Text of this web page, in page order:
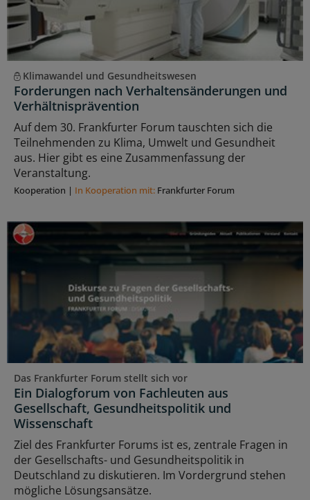
Klimawandel und Gesundheitswesen
Forderungen nach Verhaltensänderungen und
Verhältnisprävention
Auf dem 30. Frankfurter Forum tauschten sich die
Teilnehmenden zu Klima, Umwelt und Gesundheit
aus. Hier gibt es eine Zusammenfassung der
Veranstaltung.
Kooperation | In Kooperation mit: Frankfurter Forum
Das Frankfurter Forum stellt sich vor
Ein Dialogforum von Fachleuten aus
Gesellschaft, Gesundheitspolitik und
Wissenschaft
Ziel des Frankfurter Forums ist es, zentrale Fragen in
der Gesellschafts- und Gesundheitspolitik in
Deutschland zu diskutieren. Im Vordergrund stehen
mögliche Lösungsansätze.